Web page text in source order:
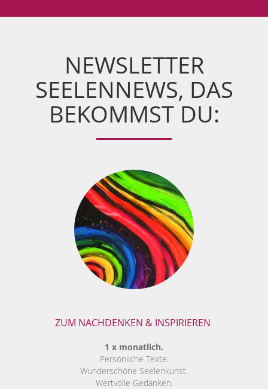
NEWSLETTER
SEELENNEWS, DAS
BEKOMMST DU:
ZUM NACHDENKEN & INSPIRIEREN
1 x monatlich.
Persönliche Texte.
Wunderschöne Seelenkunst.
Wertvolle Gedanken.